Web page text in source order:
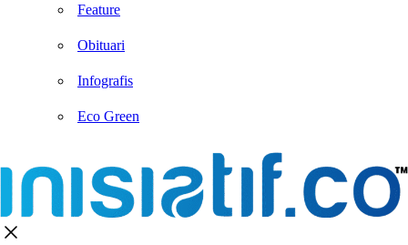
Feature
Obituari
Infografis
Eco Green